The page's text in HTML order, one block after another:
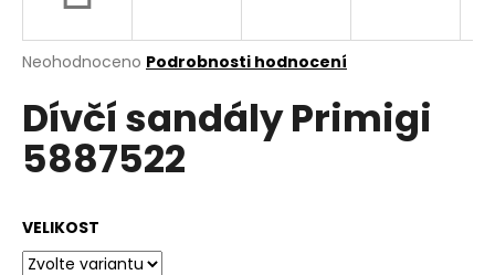
Průměrné
produktu
je
0,0
z
Neohodnoceno Podrobnosti hodnocení
Dívčí sandály Primigi
5887522
VELIKOST
j
t
?